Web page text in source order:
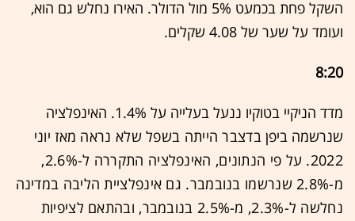
השקל פחת בכמעט 5% מול הדולר. האירו נחלש גם הוא,
ועומד על שער של 4.08 שקלים.
8:20
מדד הניקיי בטוקיו ננעל בעלייה על 1.4%. האינפלציה
שנרשמה ביפן בדצבר הייתה בשפל שלא נראה מאז יוני
2022. על פי הנתונים, האינפלציה התקררה ל-2.6%,
מ-2.8% שנרשמו בנובמבר.
גם אינפלציית הליבה במדינה
נחלשה ל-2.3%, מ-2.5% בנובמבר, ובהתאם לציפיות